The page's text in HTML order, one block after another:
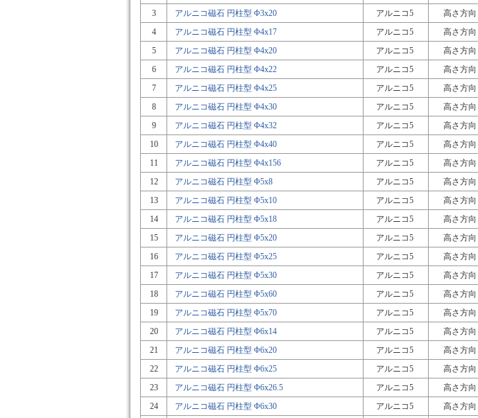
3
アルニコ磁石 円柱型 Φ3x20 アルニコ5 高さ方向
4
アルニコ磁石 円柱型 Φ4x17 アルニコ5 高さ方向
5
アルニコ磁石 円柱型 Φ4x20 アルニコ5 高さ方向
6
アルニコ磁石 円柱型 Φ4x22 アルニコ5 高さ方向
7
アルニコ磁石 円柱型 Φ4x25 アルニコ5 高さ方向
8
アルニコ磁石 円柱型 Φ4x30 アルニコ5 高さ方向
9
アルニコ磁石 円柱型 Φ4x32 アルニコ5 高さ方向
10
アルニコ磁石 円柱型 Φ4x40 アルニコ5 高さ方向
11
アルニコ磁石 円柱型 Φ4x156 アルニコ5 高さ方向
12
アルニコ磁石 円柱型 Φ5x8 アルニコ5 高さ方向
13
アルニコ磁石 円柱型 Φ5x10 アルニコ5 高さ方向
14
アルニコ磁石 円柱型 Φ5x18 アルニコ5 高さ方向
15
アルニコ磁石 円柱型 Φ5x20 アルニコ5 高さ方向
16
アルニコ磁石 円柱型 Φ5x25 アルニコ5 高さ方向
17
アルニコ磁石 円柱型 Φ5x30 アルニコ5 高さ方向
18
アルニコ磁石 円柱型 Φ5x60 アルニコ5 高さ方向
19
アルニコ磁石 円柱型 Φ5x70 アルニコ5 高さ方向
20
アルニコ磁石 円柱型 Φ6x14 アルニコ5 高さ方向
21
アルニコ磁石 円柱型 Φ6x20 アルニコ5 高さ方向
22
アルニコ磁石 円柱型 Φ6x25 アルニコ5 高さ方向
23
アルニコ磁石 円柱型 Φ6x26.5 アルニコ5 高さ方向
24
アルニコ磁石 円柱型 Φ6x30 アルニコ5 高さ方向